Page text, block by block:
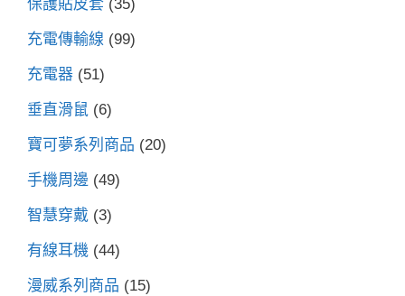
保護貼皮套 (35)
充電傳輸線 (99)
充電器 (51)
垂直滑鼠 (6)
寶可夢系列商品 (20)
手機周邊 (49)
智慧穿戴 (3)
有線耳機 (44)
漫威系列商品 (15)